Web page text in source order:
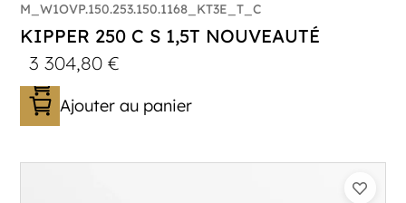
M_W1OVP.150.253.150.1168_KT3E_T_C
KIPPER 250 C S 1,5T NOUVEAUTÉ
3 304,80€
Ajouter au panier